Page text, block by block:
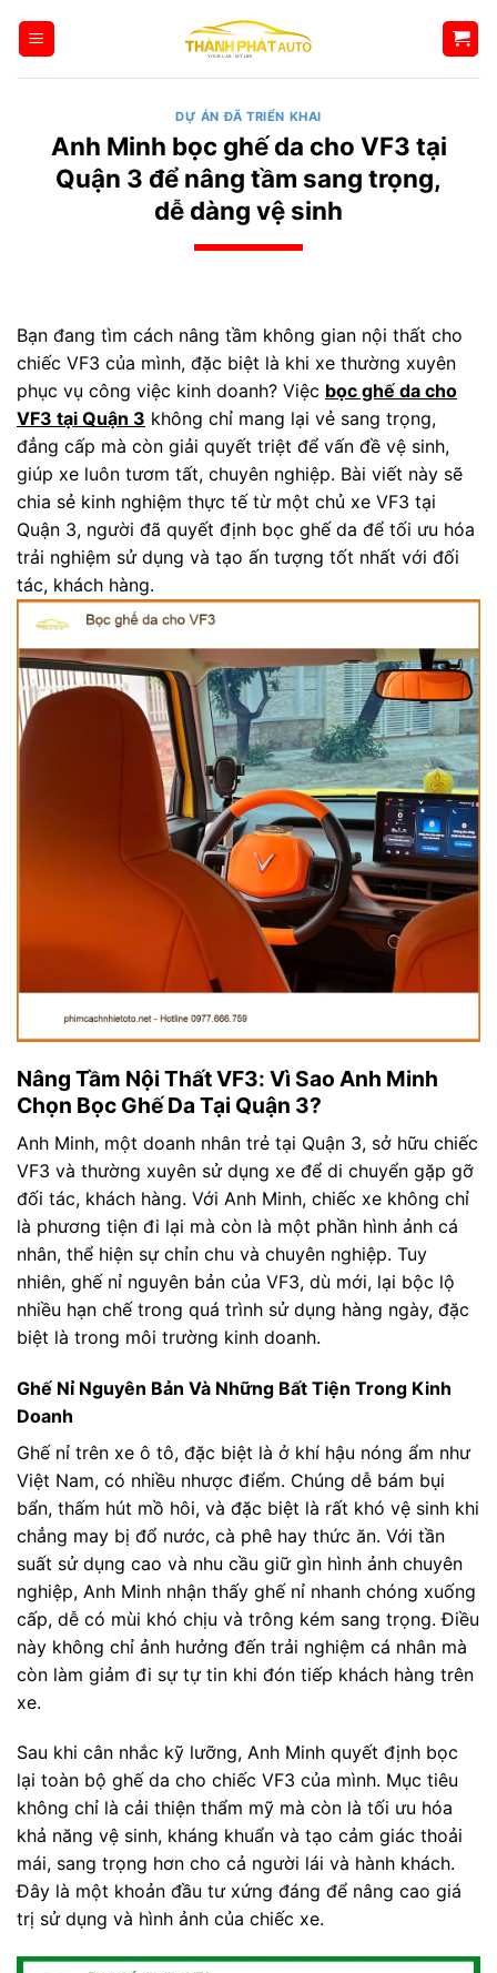
qua
DỰ ÁN ĐÃ TRIỂN KHAI
Anh Minh bọc ghế da cho VF3 tại
Quận 3 để nâng tầm sang trọng,
dễ dàng vệ sinh
Bạn đang tìm cách nâng tầm không gian nội thất cho
chiếc VF3 của mình, đặc biệt là khi xe thường xuyên
phục vụ công việc kinh doanh? Việc bọc ghế da cho
VF3 tại Quận 3 không chỉ mang lại vẻ sang trọng,
đẳng cấp mà còn giải quyết triệt để vấn đề vệ sinh,
giúp xe luôn tươm tất, chuyên nghiệp. Bài viết này sẽ
chia sẻ kinh nghiệm thực tế từ một chủ xe VF3 tại
Quận 3, người đã quyết định bọc ghế da để tối ưu hóa
trải nghiệm sử dụng và tạo ấn tượng tốt nhất với đối
tác, khách hàng.
Nâng Tầm Nội Thất VF3: Vì Sao Anh Minh
Chọn Bọc Ghế Da Tại Quận 3?
Anh Minh, một doanh nhân trẻ tại Quận 3, sở hữu chiếc
VF3 và thường xuyên sử dụng xe để di chuyển gặp gỡ
đối tác, khách hàng. Với Anh Minh, chiếc xe không chỉ
là phương tiện đi lại mà còn là một phần hình ảnh cá
nhân, thể hiện sự chỉn chu và chuyên nghiệp. Tuy
nhiên, ghế nỉ nguyên bản của VF3, dù mới, lại bộc lộ
nhiều hạn chế trong quá trình sử dụng hàng ngày, đặc
biệt là trong môi trường kinh doanh.
Ghế Nỉ Nguyên Bản Và Những Bất Tiện Trong Kinh
Doanh
Ghế nỉ trên xe ô tô, đặc biệt là ở khí hậu nóng ẩm như
Việt Nam, có nhiều nhược điểm. Chúng dễ bám bụi
bẩn, thấm hút mồ hôi, và đặc biệt là rất khó vệ sinh khi
chẳng may bị đổ nước, cà phê hay thức ăn. Với tần
suất sử dụng cao và nhu cầu giữ gìn hình ảnh chuyên
nghiệp, Anh Minh nhận thấy ghế nỉ nhanh chóng xuống
cấp, dễ có mùi khó chịu và trông kém sang trọng. Điều
này không chỉ ảnh hưởng đến trải nghiệm cá nhân mà
còn làm giảm đi sự tự tin khi đón tiếp khách hàng trên
xe.
Sau khi cân nhắc kỹ lưỡng, Anh Minh quyết định bọc
lại toàn bộ ghế da cho chiếc VF3 của mình. Mục tiêu
không chỉ là cải thiện thẩm mỹ mà còn là tối ưu hóa
khả năng vệ sinh, kháng khuẩn và tạo cảm giác thoải
mái, sang trọng hơn cho cả người lái và hành khách.
Đây là một khoản đầu tư xứng đáng để nâng cao giá
trị sử dụng và hình ảnh của chiếc xe.